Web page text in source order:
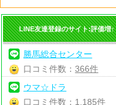
LINE友達登録のサイト:評価増↑
勝馬総合センター
口コミ件数：366件
ウマ☆ドラ
口コミ件数： 1,185件